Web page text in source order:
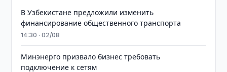
В Узбекистане предложили изменить
финансирование общественного транспорта
14:30 · 02/08
Минэнерго призвало бизнес требовать
подключение к сетям